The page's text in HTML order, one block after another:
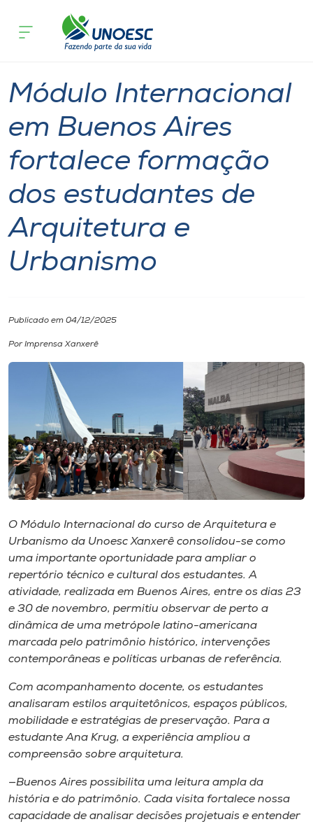
Cursos
Atendimento ao Estudante
Portal de Ensino
Unoesc
I.nova
Diplomados
Cultura
CPA
Editora
Rádio
Store
Selecione
Ensino
Módulo Internacional
em Buenos Aires
fortalece formação
dos estudantes de
Arquitetura e
Urbanismo
Publicado em 04/12/2025
Por Imprensa Xanxerê
O Módulo Internacional do curso de Arquitetura e
Urbanismo da Unoesc Xanxerê consolidou-se como
uma importante oportunidade para ampliar o
repertório técnico e cultural dos estudantes. A
atividade, realizada em Buenos Aires, entre os dias 23
e 30 de novembro, permitiu observar de perto a
dinâmica de uma metrópole latino-americana
marcada pelo patrimônio histórico, intervenções
contemporâneas e políticas urbanas de referência.
Com acompanhamento docente, os estudantes
analisaram estilos arquitetônicos, espaços públicos,
mobilidade e estratégias de preservação. Para a
estudante Ana Krug, a experiência ampliou a
compreensão sobre arquitetura.
—Buenos Aires possibilita uma leitura ampla da
história e do patrimônio. Cada visita fortalece nossa
capacidade de analisar decisões projetuais e entender